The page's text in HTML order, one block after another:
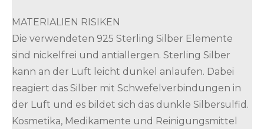
MATERIALIEN RISIKEN
Die verwendeten 925 Sterling Silber Elemente
sind nickelfrei und antiallergen. Sterling Silber
kann an der Luft leicht dunkel anlaufen. Dabei
reagiert das Silber mit Schwefelverbindungen in
der Luft und es bildet sich das dunkle Silbersulfid.
Kosmetika, Medikamente und Reinigungsmittel